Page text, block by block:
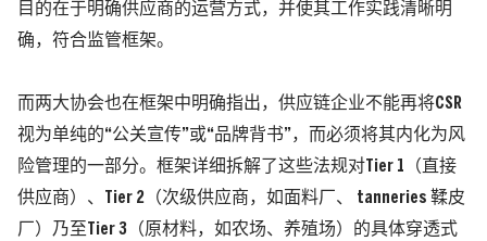
目的在于明确供应商的运营方式，并使其工作实践清晰明
确，符合监管框架。
而两大协会也在框架中明确指出，供应链企业不能再将CSR
视为单纯的“公关宣传”或“品牌背书”，而必须将其内化为风
险管理的一部分。 框架详细拆解了这些法规对Tier 1 （直接
供应商） 、 Tier 2 （次级供应商，如面料厂、 tanneries 鞣皮
厂） 乃至 Tier 3 （原材料，如农场、养殖场）
的具体穿透式